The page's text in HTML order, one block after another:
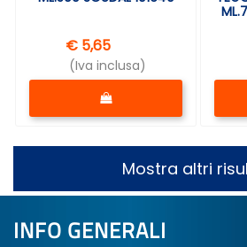
€ 5,65
(Iva inclusa)
Quantità
Mostra altri
INFO GENERALI